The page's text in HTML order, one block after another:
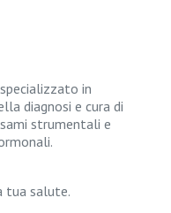
in
diagnosi e cura di
strumentali e
tua salute.